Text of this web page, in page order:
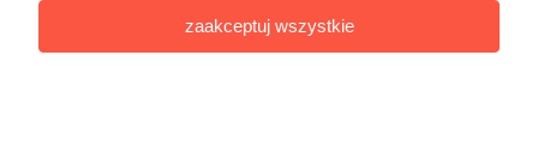
zaakceptuj wszystkie